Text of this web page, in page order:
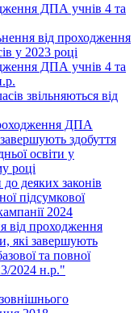
ДПА учнів 4 та
від проходження
у 2023 році
ДПА учнів 4 та
звільняються від
ДПА
завершують здобуття
освіти у
році
деяких законів
підсумкової
2024
від проходження
які завершують
та повної
2024 н.р."